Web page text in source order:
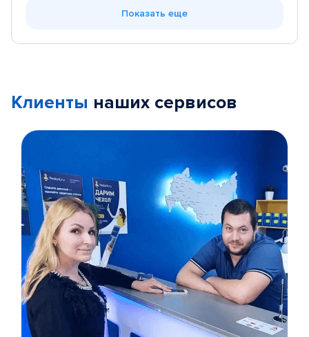
Показать еще
Клиенты наших сервисов